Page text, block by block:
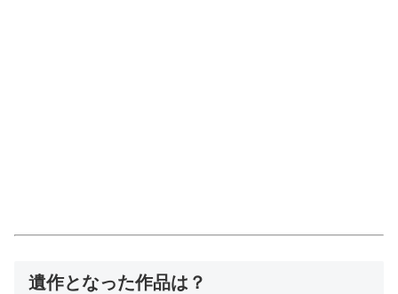
遺作となった作品は？